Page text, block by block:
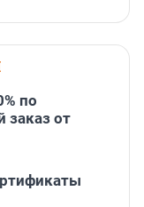
по
заказ от